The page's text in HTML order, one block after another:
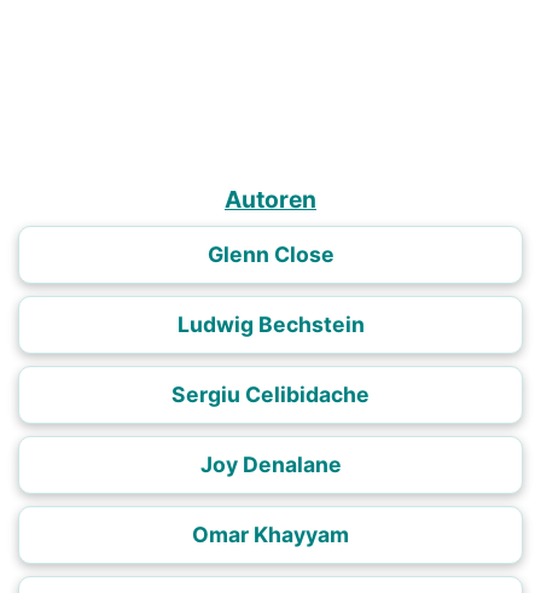
Autoren
Glenn Close
Ludwig Bechstein
Sergiu Celibidache
Joy Denalane
Omar Khayyam